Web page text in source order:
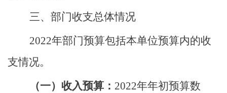
三、 部门收支总体情况
2022年部门预算包括本单位预算内的收
支情况。
（一）收入预算： 2022年年初预算数